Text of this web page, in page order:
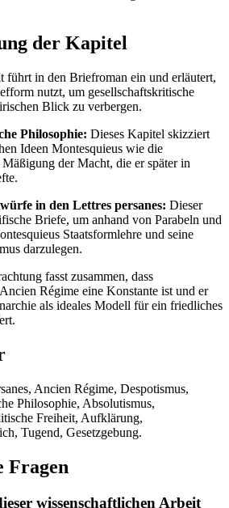
der Kapitel
führt in den Briefroman ein und erläutert,
nutzt, um gesellschaftskritische
Blick zu verbergen.
Philosophie: Dieses Kapitel skizziert
Ideen Montesquieus wie die
der Macht, die er später in
in den Lettres persanes: Dieser
Briefe, um anhand von Parabeln und
Staatsformlehre und seine
darzulegen.
fasst zusammen, dass
Régime eine Konstante ist und er
als ideales Modell für ein friedliches
Ancien Régime, Despotismus,
Philosophie, Absolutismus,
Freiheit, Aufklärung,
Tugend, Gesetzgebung.
Fragen
wissenschaftlichen Arbeit